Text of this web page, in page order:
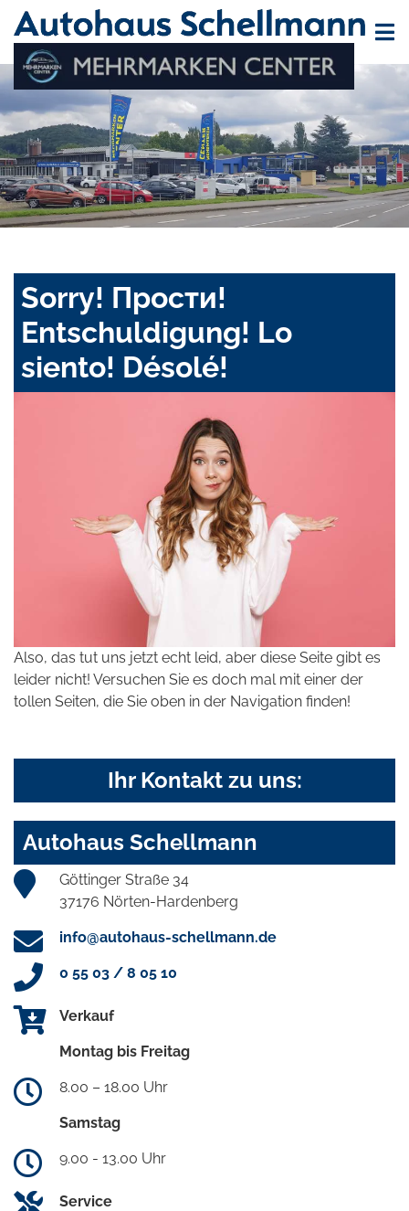
Sorry! Прости!
Entschuldigung! Lo
siento! Désolé!
Also, das tut uns jetzt echt leid, aber diese Seite gibt es
leider nicht! Versuchen Sie es doch mal mit einer der
tollen Seiten, die Sie oben in der Navigation finden!
Ihr Kontakt zu uns:
Autohaus Schellmann
Göttinger Straße 34
37176 Nörten-Hardenberg
info@autohaus-schellmann.de
0 55 03 / 8 05 10
Verkauf
Montag bis Freitag
8.00 – 18.00 Uhr
Samstag
9.00 - 13.00 Uhr
Service